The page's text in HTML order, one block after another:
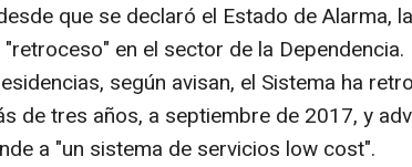
que se declaró el Estado de Alarma,
en el sector de la Dependencia.
según avisan, el Sistema ha
de tres años, a septiembre de 2017, y
a "un sistema de servicios low cost".